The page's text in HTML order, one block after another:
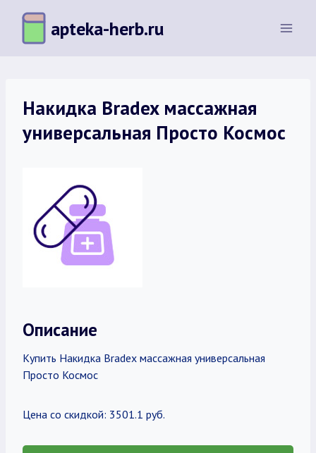
Перейти
содержимому
apteka-herb.ru
Накидка Bradex массажная
универсальная Просто Космос
Описание
Купить Накидка Bradex массажная универсальная
Просто Космос
Цена со скидкой: 3501.1 руб.